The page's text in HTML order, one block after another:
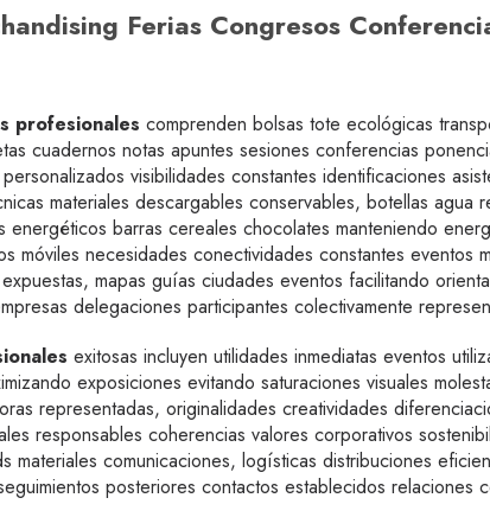
Ferias Congresos
profesionales comprenden bolsas tote ecológicas
cuadernos notas apuntes sesiones conferencias
visibilidades constantes identificaciones
materiales descargables conservables, botellas agua
barras cereales chocolates manteniendo
móviles necesidades conectividades constantes
mapas guías ciudades eventos facilitando
delegaciones participantes colectivamente
exitosas incluyen utilidades inmediatas eventos
exposiciones evitando saturaciones visuales
representadas, originalidades creatividades
responsables coherencias valores corporativos
comunicaciones, logísticas distribuciones
posteriores contactos establecidos relaciones